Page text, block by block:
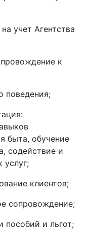
учет Агентства
к
быта, обучение
содействие и
услуг;
клиентов;
сопровождение;
и льгот;